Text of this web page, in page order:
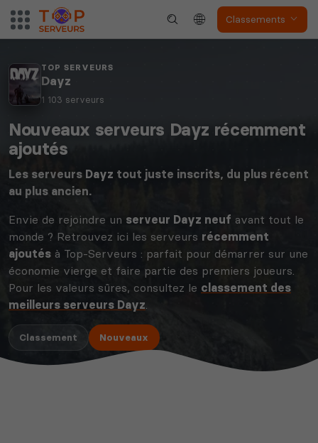
Classements
TOP SERVEURS
Dayz
1 103 serveurs
Nouveaux serveurs Dayz récemment
ajoutés
Les serveurs Dayz tout juste inscrits, du plus récent
au plus ancien.
Envie de rejoindre un serveur Dayz neuf avant tout le
monde ? Retrouvez ici les serveurs récemment
ajoutés à Top-Serveurs : parfait pour démarrer sur une
économie vierge et faire partie des premiers joueurs.
Pour les valeurs sûres, consultez le classement des
meilleurs serveurs Dayz.
Classement Nouveaux